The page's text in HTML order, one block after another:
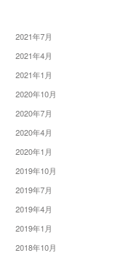
2021年7月
2021年4月
2021年1月
2020年10月
2020年7月
2020年4月
2020年1月
2019年10月
2019年7月
2019年4月
2019年1月
2018年10月